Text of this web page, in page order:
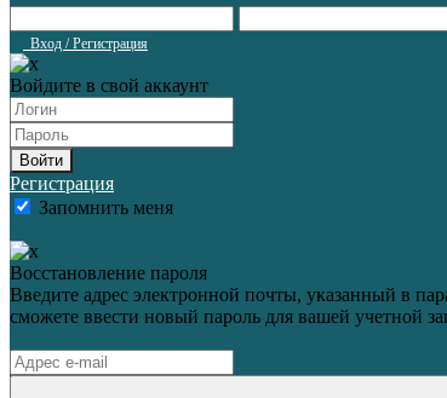
Вход / Регистрация
Войдите в свой аккаунт
Войти
Регистрация
Запомнить меня
Восстановление пароля
Введите адрес электронной почты, указанный в
сможете ввести новый пароль для вашей учетной